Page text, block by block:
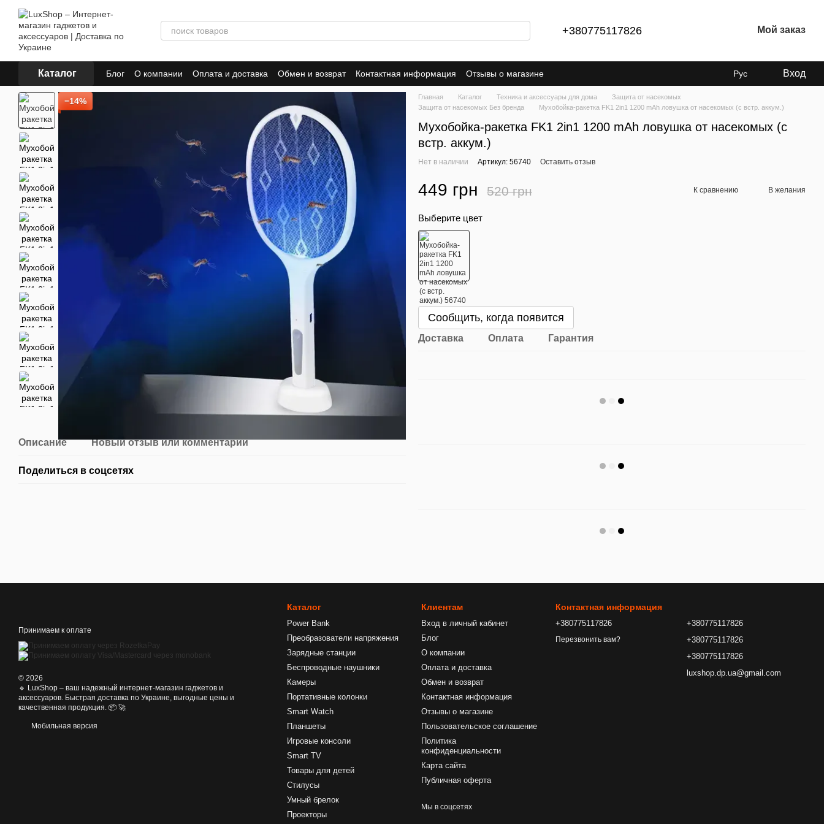
Перейти к основному контенту
+380775117826 Мой заказ
Каталог Блог О компании Оплата и доставка Обмен и возврат Контактная информация
Отзывы о магазине
Пользовательское соглашение
Политика конфиденциальности Публичная оферта
Рус Вход
−14%
Описание Новый отзыв или комментарий
Поделиться в соцсетях
Главная Каталог Техника и аксессуары для дома
Защита от насекомых
Защита от насекомых Без бренда
Мухобойка-ракетка FK1 2in1 1200 mAh ловушка от насекомых (с встр. аккум.)
Мухобойка-ракетка FK1 2in1 1200 mAh ловушка от насекомых (с
встр. аккум.)
Нет в наличии Артикул: 56740 Оставить отзыв
449 грн 520 грн К сравнению В желания
Выберите цвет
Сообщить, когда появится
Доставка Оплата Гарантия
Принимаем к оплате
© 2026
🔹 LuxShop – ваш надежный интернет-магазин гаджетов и
аксессуаров. Быстрая доставка по Украине, выгодные цены и
качественная продукция. 📦 🚀
Мобильная версия
Каталог
Power Bank
Преобразователи напряжения
Зарядные станции
Беспроводные наушники
Камеры
Портативные колонки
Smart Watch
Планшеты
Игровые консоли
Smart TV
Товары для детей
Стилусы
Умный брелок
Проекторы
Клиентам
Вход в личный кабинет
Блог
О компании
Оплата и доставка
Обмен и возврат
Контактная информация
Отзывы о магазине
Пользовательское соглашение
Политика
конфиденциальности
Карта сайта
Публичная оферта
Мы в соцсетях
Контактная информация
+380775117826
Перезвонить вам?
+380775117826
+380775117826
+380775117826
luxshop.dp.ua@gmail.com